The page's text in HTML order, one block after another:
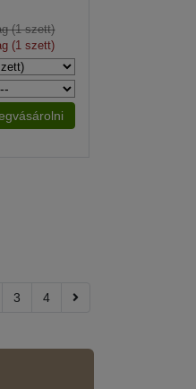
(1 szett)
(1 szett)
3 4